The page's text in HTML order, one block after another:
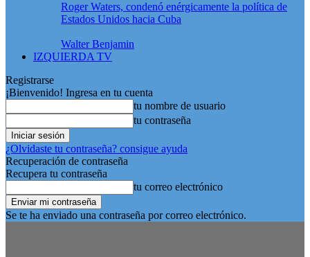
Roger Waters, condenó enérgicamente la política de
Estados Unidos hacia Cuba
Walter Benjamin
IZQUIERDA TV
Registrarse
¡Bienvenido! Ingresa en tu cuenta
tu nombre de usuario
tu contraseña
¿Olvidaste tu contraseña? consigue ayuda
Recuperación de contraseña
Recupera tu contraseña
tu correo electrónico
Se te ha enviado una contraseña por correo electrónico.